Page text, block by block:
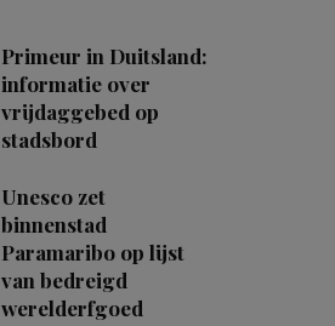
Primeur in Duitsland:
informatie over
vrijdaggebed op
stadsbord
Unesco zet
binnenstad
Paramaribo op lijst
van bedreigd
werelderfgoed